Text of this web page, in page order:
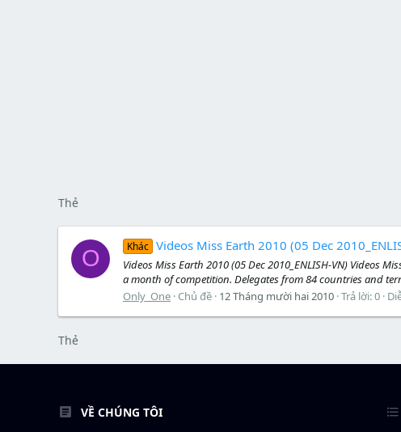
Thẻ
O Khác Videos Miss Earth 2010 (05 Dec
Videos Miss Earth 2010 (05 Dec 2010_ENLISH-VN) Videos
a month of competition. Delegates from 84 countries and
Only_One Chủ đề 12 Tháng mười hai 2010 Trả lời: 0
Thẻ
VỀ CHÚNG TÔI